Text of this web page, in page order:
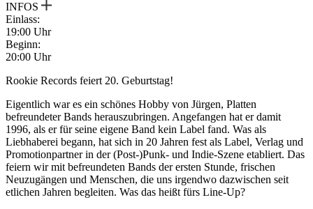
INFOS
Einlass:
19:00 Uhr
Beginn:
20:00 Uhr
Rookie Records feiert 20. Geburtstag!
Eigentlich war es ein schönes Hobby von Jürgen, Platten
befreundeter Bands herauszubringen. Angefangen hat er damit
1996, als er für seine eigene Band kein Label fand. Was als
Liebhaberei begann, hat sich in 20 Jahren fest als Label, Verlag und
Promotionpartner in der (Post-)Punk- und Indie-Szene etabliert. Das
feiern wir mit befreundeten Bands der ersten Stunde, frischen
Neuzugängen und Menschen, die uns irgendwo dazwischen seit
etlichen Jahren begleiten. Was das heißt fürs Line-Up?